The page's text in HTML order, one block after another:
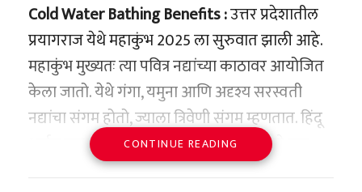
Cold Water BathingBenefits :उत्तर प्रदेशातील
प्रयागराज येथे महाकुंभ 2025 ला सुरुवात झाली आहे.
महाकुंभ मुख्यतः त्या पवित्र नद्यांच्या काठावर आयोजित
केला जातो. येथे गंगा, यमुना आणि अदृश्य सरस्वती
नद्यांचा संगम होतो, ज्याला त्रिवेणी संगम म्हणतात. हिंदू
धर्मात मकर संक्रांतीच्या दिवशी स्नान करण्याचे खूप
महत्त्व आहे. अशा परिस्थितीत, मकर संक्रांतीच्या पवित्र
CONTINUE READING